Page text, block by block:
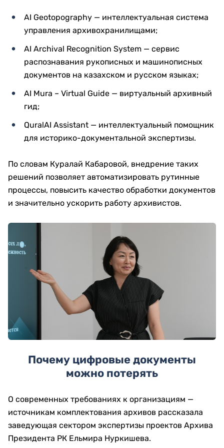
AI Geotopography — интеллектуальная система
управления архивохранилищами;
AI Archival Recognition System — сервис
распознавания рукописных и машинописных
документов на казахском и русском языках;
AI Mura – Virtual Guide — виртуальный архивный
гид;
QuralAI Assistant — интеллектуальный помощник
для историко-документальной экспертизы.
По словам Куралай Кабаровой, внедрение таких
решений позволяет автоматизировать рутинные
процессы, повысить качество обработки документов
и значительно ускорить работу архивистов.
Почему цифровые документы
можно потерять
О современных требованиях к организациям —
источникам комплектования архивов рассказала
заведующая сектором экспертизы проектов Архива
Президента РК Ельмира Нуркишева.